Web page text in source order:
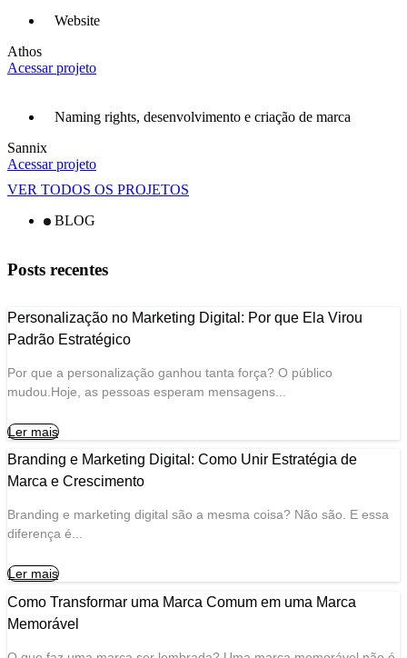
Website
Athos
Acessar projeto
Naming rights, desenvolvimento e criação de marca
Sannix
Acessar projeto
VER TODOS OS PROJETOS
BLOG
Posts recentes
Personalização no Marketing Digital: Por que Ela Virou
Padrão Estratégico
Por que a personalização ganhou tanta força? O público
mudou.Hoje, as pessoas esperam mensagens...
Ler mais
Branding e Marketing Digital: Como Unir Estratégia de
Marca e Crescimento
Branding e marketing digital são a mesma coisa? Não são. E essa
diferença é...
Ler mais
Como Transformar uma Marca Comum em uma Marca
Memorável